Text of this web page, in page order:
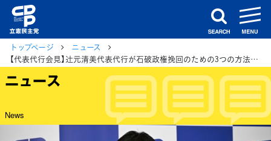
search
トップページ
ニュース
【代表代行会見】辻󠄀元清美代表代行が石破政権挽回のための3つの方法を提示
ニュース
News